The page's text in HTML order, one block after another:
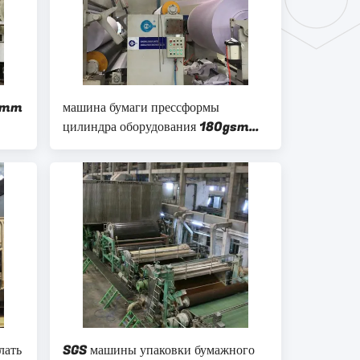
машина бумаги прессформы
цилиндра оборудования 180gsm
бумажный делать провода 3200mm
Triplex
SGS машины упаковки бумажного